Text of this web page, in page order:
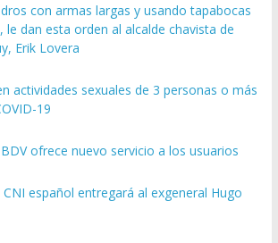
con armas largas y usando tapabocas
le dan esta orden al alcalde chavista de
Erik Lovera
actividades sexuales de 3 personas o más
19
ofrece nuevo servicio a los usuarios
CNI español entregará al exgeneral Hugo